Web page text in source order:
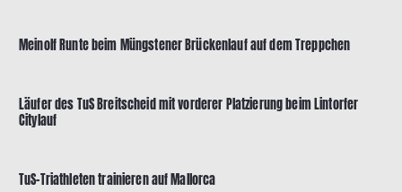
Meinolf Runte beim Müngstener Brückenlauf auf dem Treppchen
Läufer des TuS Breitscheid mit vorderer Platzierung beim Lintorfer
Citylauf
TuS-Triathleten trainieren auf Mallorca